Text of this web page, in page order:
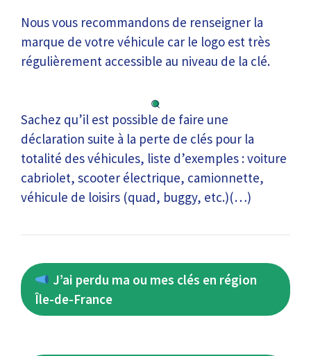
Nous vous recommandons de renseigner la
marque de votre véhicule car le logo est très
régulièrement accessible au niveau de la clé.
Sachez qu’il est possible de faire une
déclaration suite à la perte de clés pour la
totalité des véhicules, liste d’exemples : voiture
cabriolet, scooter électrique, camionnette,
véhicule de loisirs (quad, buggy, etc.)(…)
J’ai perdu ma ou mes clés en région
Île-de-France